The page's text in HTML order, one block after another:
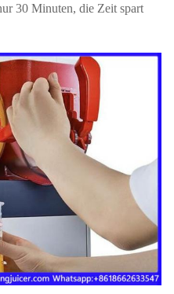
30 Minuten, die Zeit spart